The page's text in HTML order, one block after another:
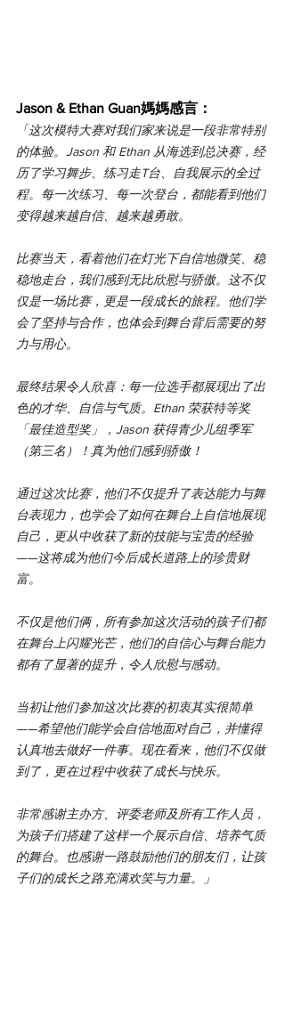
Jason & Ethan Guan媽媽感言：
「这次模特大赛对我们家来说是一段非常特别
的体验。Jason 和 Ethan 从海选到总决赛，经
历了学习舞步、练习走T台、自我展示的全过
程。每一次练习、每一次登台，都能看到他们
变得越来越自信、越来越勇敢。
比赛当天，看着他们在灯光下自信地微笑、稳
稳地走台，我们感到无比欣慰与骄傲。这不仅
仅是一场比赛，更是一段成长的旅程。他们学
会了坚持与合作，也体会到舞台背后需要的努
力与用心。
最终结果令人欣喜：每一位选手都展现出了出
色的才华、自信与气质。Ethan 荣获特等奖
「最佳造型奖」，Jason 获得青少儿组季军
（第三名）！真为他们感到骄傲！
通过这次比赛，他们不仅提升了表达能力与舞
台表现力，也学会了如何在舞台上自信地展现
自己，更从中收获了新的技能与宝贵的经验
——这将成为他们今后成长道路上的珍贵财
富。
不仅是他们俩，所有参加这次活动的孩子们都
在舞台上闪耀光芒，他们的自信心与舞台能力
都有了显著的提升，令人欣慰与感动。
当初让他们参加这次比赛的初衷其实很简单
——希望他们能学会自信地面对自己，并懂得
认真地去做好一件事。现在看来，他们不仅做
到了，更在过程中收获了成长与快乐。
非常感谢主办方、评委老师及所有工作人员，
为孩子们搭建了这样一个展示自信、培养气质
的舞台。也感谢一路鼓励他们的朋友们，让孩
子们的成长之路充满欢笑与力量。
」